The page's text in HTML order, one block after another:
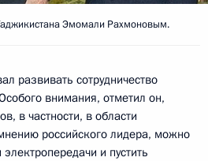
Эмомали Рахмоновым.
развивать сотрудничество
внимания, отметил он,
в частности, в области
российского лидера, можно
и пустить